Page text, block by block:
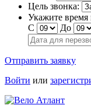
Цель звонка:
Укажите время
С
До
Отправить заявку
Войти или